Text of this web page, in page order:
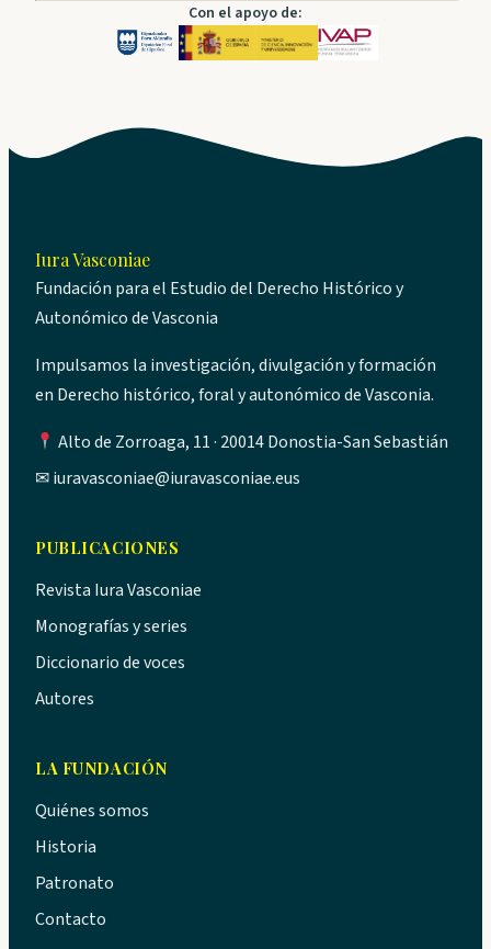
Con el apoyo de:
Iura Vasconiae
Fundación para el Estudio del Derecho Histórico y
Autonómico de Vasconia
Impulsamos la investigación, divulgación y formación
en Derecho histórico, foral y autonómico de Vasconia.
Alto de Zorroaga, 11 · 20014 Donostia-San Sebastián
✉iuravasconiae@iuravasconiae.eus
PUBLICACIONES
Revista Iura Vasconiae
Monografías y series
Diccionario de voces
Autores
LA FUNDACIÓN
Quiénes somos
Historia
Patronato
Contacto